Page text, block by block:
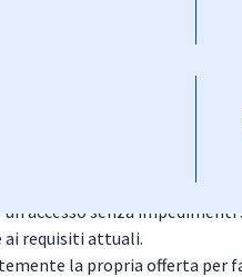
di
per cui la ricarica della
accesso senza
ai requisiti attuali.
la propria offerta per